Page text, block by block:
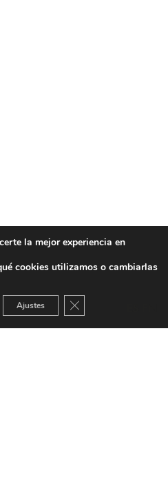
la mejor experiencia en
cookies utilizamos o cambiarlas
Ajustes Cerrar el banner de